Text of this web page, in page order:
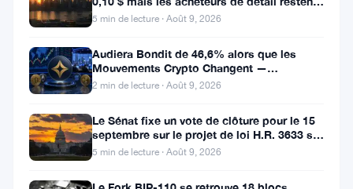
dévoilé
ses
chiffres
production
pour
à l’écart
5 min de lecture · Août 9, 2026
Audiera Bondit de 46,6% alors que les
Mouvements Crypto Changent —
Mouvements Quotidiens 9 Août
2 min de lecture · Août 9, 2026
Le Sénat fixe un vote de clôture pour le 15
septembre sur le projet de loi H.R. 3633 sur
le marché des cryptos
5 min de lecture · Août 9, 2026